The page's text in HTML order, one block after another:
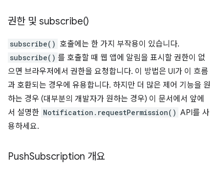
권한 및 subscribe()
subscribe() 호출에는 한 가지 부작용이 있습니다.
subscribe() 를 호출할 때 웹 앱에 알림을 표시할 권한이 없
으면 브라우저에서 권한을 요청합니다. 이 방법은 UI가 이 흐름
과 호환되는 경우에 유용합니다. 하지만 더 많은 제어 기능을 원
하는 경우 (대부분의 개발자가 원하는 경우) 이 문서에서 앞에
서 설명한 Notification.requestPermission() API를 사
용하세요.
PushSubscription 개요